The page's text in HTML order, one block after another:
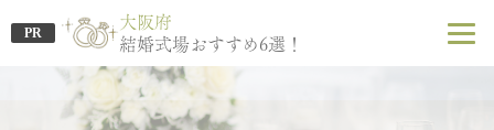
PR
大阪府
結婚式場おすすめ6選！